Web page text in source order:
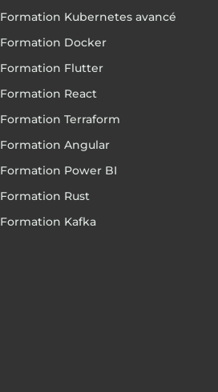
Formation Kubernetes avancé
Formation Docker
Formation Flutter
Formation React
Formation Terraform
Formation Angular
Formation Power BI
Formation Rust
Formation Kafka